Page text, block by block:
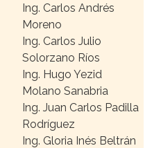
Ing. Carlos Andrés
Moreno
Ing. Carlos Julio
Solorzano Ríos
Ing. Hugo Yezid
Molano Sanabria
Ing. Juan Carlos Padilla
Rodríguez
Ing. Gloria Inés Beltrán